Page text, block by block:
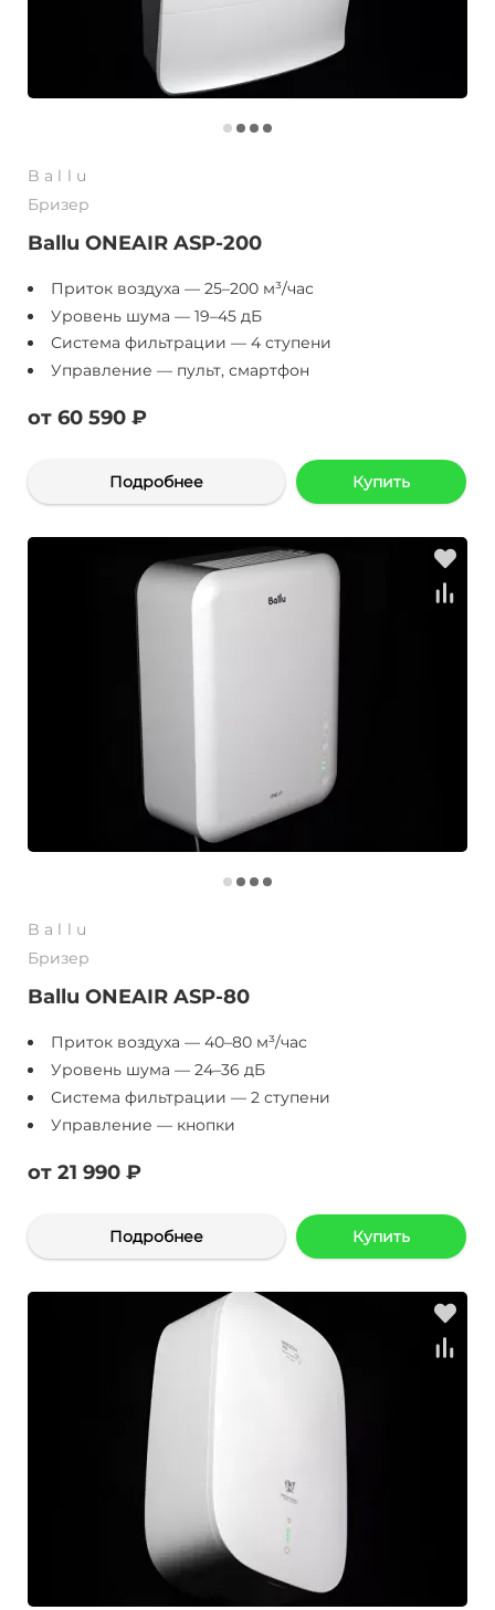
Ballu
Бризер
Ballu ONEAIR ASP-200
Приток воздуха — 25–200 м³/час
Уровень шума — 19–45 дБ
Система фильтрации — 4 ступени
Управление — пульт, смартфон
от 60 590 ₽
Подробнее Купить
Ballu
Бризер
Ballu ONEAIR ASP-80
Приток воздуха — 40–80 м³/час
Уровень шума — 24–36 дБ
Система фильтрации — 2 ступени
Управление — кнопки
от 21 990 ₽
Подробнее Купить